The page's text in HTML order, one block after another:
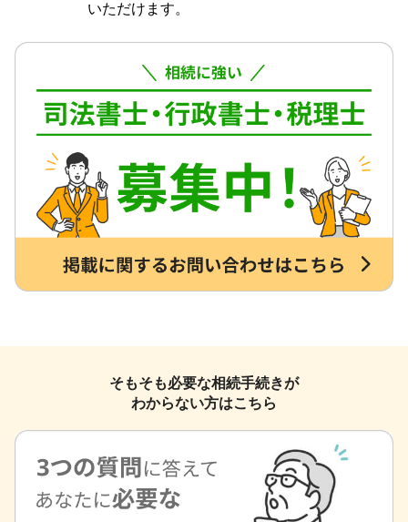
いただけます。
そもそも必要な相続手続きが
わからない方はこちら